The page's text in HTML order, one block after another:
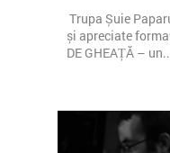
Trupa Șuie
și apreciate
DE GHEAȚĂ –